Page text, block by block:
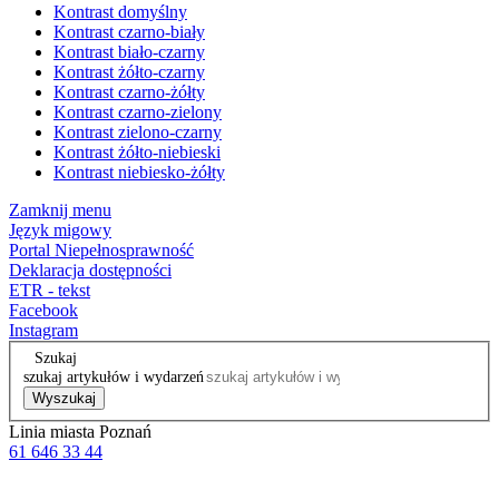
Kontrast domyślny
Kontrast czarno-biały
Kontrast biało-czarny
Kontrast żółto-czarny
Kontrast czarno-żółty
Kontrast czarno-zielony
Kontrast zielono-czarny
Kontrast żółto-niebieski
Kontrast niebiesko-żółty
Zamknij menu
Język migowy
Portal Niepełnosprawność
Deklaracja dostępności
ETR - tekst
Facebook
Instagram
Szukaj
szukaj artykułów i wydarzeń
Wyszukaj
Linia miasta Poznań
61 646 33 44